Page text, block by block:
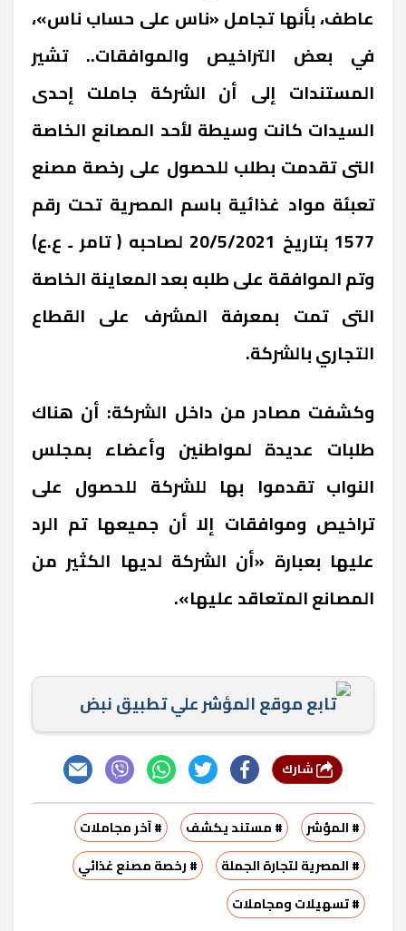
عاطف، بأنها تجامل «ناس على حساب ناس»،
في بعض التراخيص والموافقات.. تشير
المستندات إلى أن الشركة جاملت إحدى
السيدات كانت وسيطة لأحد المصانع الخاصة
التى تقدمت بطلب للحصول على رخصة مصنع
تعبئة مواد غذائية باسم المصرية تحت رقم
1577 بتاريخ 20/5/2021 لصاحبه ( تامر ـ ع.ع)
وتم الموافقة على طلبه بعد المعاينة الخاصة
التى تمت بمعرفة المشرف على القطاع
التجاري بالشركة.
وكشفت مصادر من داخل الشركة: أن هناك
طلبات عديدة لمواطنين وأعضاء بمجلس
النواب تقدموا بها للشركة للحصول على
تراخيص وموافقات إلا أن جميعها تم الرد
عليها بعبارة «أن الشركة لديها الكثير من
المصانع المتعاقد عليها».
تابع موقع المؤشر علي تطبيق نبض
# المؤشر # مستند يكشف
# آخر مجاملات
# المصرية لتجارة الجملة
# رخصة مصنع غذائي
# تسهيلات ومجاملات